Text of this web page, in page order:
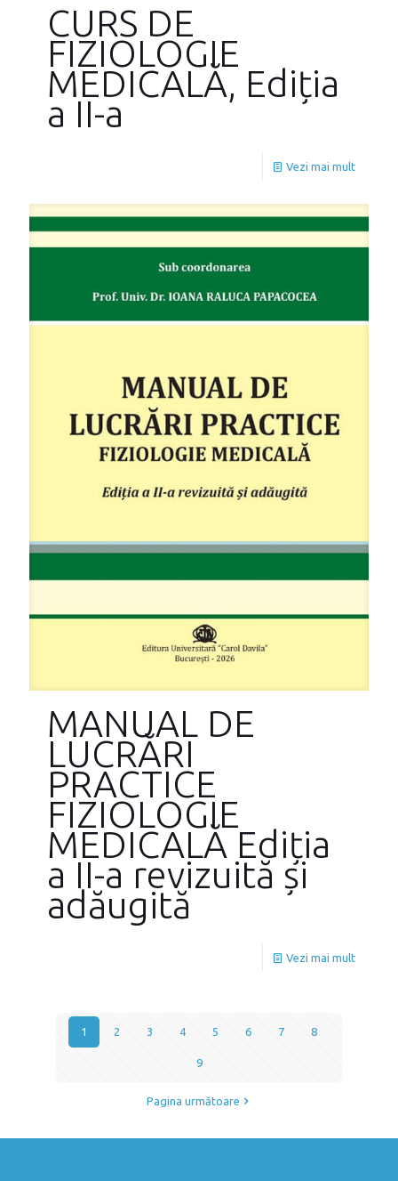
CURS DE
FIZIOLOGIE
MEDICALĂ, Ediția
a II-a
Vezi mai mult
MANUAL DE
LUCRĂRI
PRACTICE
FIZIOLOGIE
MEDICALĂ Ediția
a II-a revizuită și
adăugită
Vezi mai mult
1 2 3 4 5 6 7 8
9
Pagina următoare